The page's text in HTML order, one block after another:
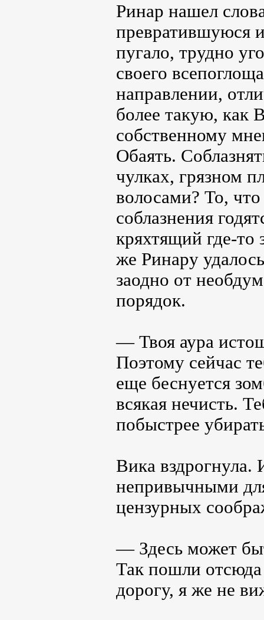
Ринар нашел
превратившуюся
пугало, трудно
своего
направлении,
более такую, как
собственному
Обаять.
чулках, грязном
волосами? То,
соблазнения
кряхтящий где-то
же Ринару
заодно от
порядок.
— Твоя аура
Поэтому сейчас
еще беснуется
всякая нечисть.
побыстрее
Вика
непривычными
цензурных
— Здесь может
Так пошли
дорогу, я же не